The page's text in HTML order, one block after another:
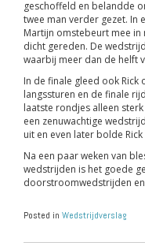
geschoffeld en belandde
twee man verder gezet. In
Martijn omstebeurt mee
dicht gereden. De
waarbij meer dan de helft
In de finale gleed ook
langssturen en de finale
laatste rondjes alleen
een zenuwachtige
uit en even later bolde
Na een paar weken van
wedstrijden is het goede
doorstroomwedstrijden
Posted in Wedstrijdverslag